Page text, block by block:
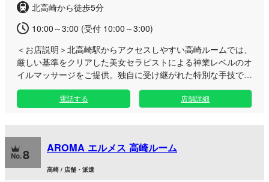
北高崎から徒歩5分
10:00～3:00 (受付 10:00～3:00)
＜お店説明＞北高崎駅からアクセスしやすい高崎ルームでは、
厳しい基準をクリアした美女セラピストによる神業レベルのオ
イルマッサージをご提供。独自に受け継がれた特別な手技で、
お仕事でお疲れの心身を解きほぐし、明日への活力をチャージ
いたします。 日々の忙しさから解放されたいビジネスマンや
大人の方に向け、落ち着いたプライベート空間を完備。厳選さ
トリートメントをご堪能いただけます。 仕事帰りの遅い時間
やお出かけの合間など、リフレッシュしたい気分の時にぜひお
立ち寄りください。洗練されたセラピストの手技と心地よい空
間で、最高峰の癒やしをご体験いただけます。
電話する 店舗詳細
8 AROMA エルメス 高崎ルーム
高崎 / 店舗・派遣